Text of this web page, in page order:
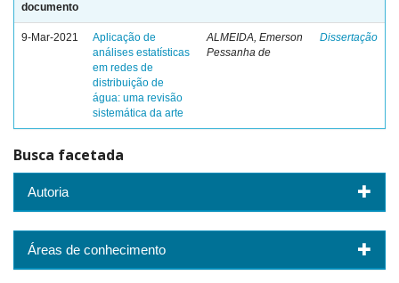
documento
9-Mar-2021
Aplicação de
análises estatísticas
em redes de
distribuição de
água: uma revisão
sistemática da arte
ALMEIDA, Emerson
Pessanha de
Dissertação
Busca facetada
Autoria
Áreas de conhecimento